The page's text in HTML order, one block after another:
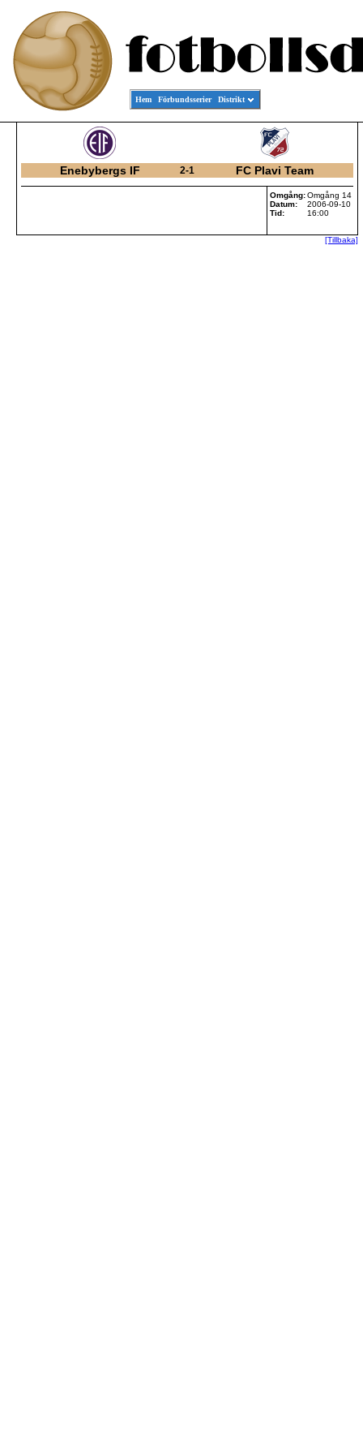
Hem Förbundsserier Distrikt
Enebybergs IF 2-1 FC Plavi Team
Omgång:Omgång 14
Datum:
2006-09-10
Tid:
16:00
[Tillbaka]